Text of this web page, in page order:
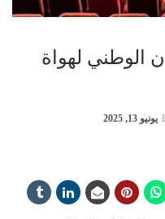
الوطني لهواة
يونيو 13, 2025